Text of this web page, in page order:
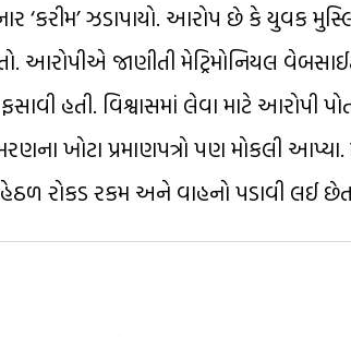
‘કરીમ’ ઝડાપાયો. આરોપ છે કે યુવક
આરોપીએ જાણીતી મેટ્રિમોનિયલ
હતી. વિશ્વાસમાં લેવા માટે આરોપી
ખોટા પ્રમાણપત્રો પણ મોકલી આપ્યા.
રોકડ રકમ અને વાહનો પડાવી લઈ